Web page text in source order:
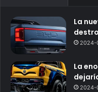
La
2024-
La
2024-